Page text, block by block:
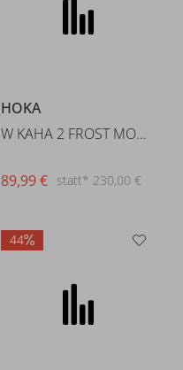
HOKA
W KAHA 2 FROST MOC GTX
statt* 230,00 €
89,99 €
44